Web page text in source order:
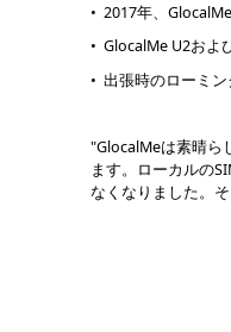
• 2017年、
• GlocalMe U2およ
• 出張時のローミ
"GlocalMeは素晴ら
ます。ローカルの
なくなりました。